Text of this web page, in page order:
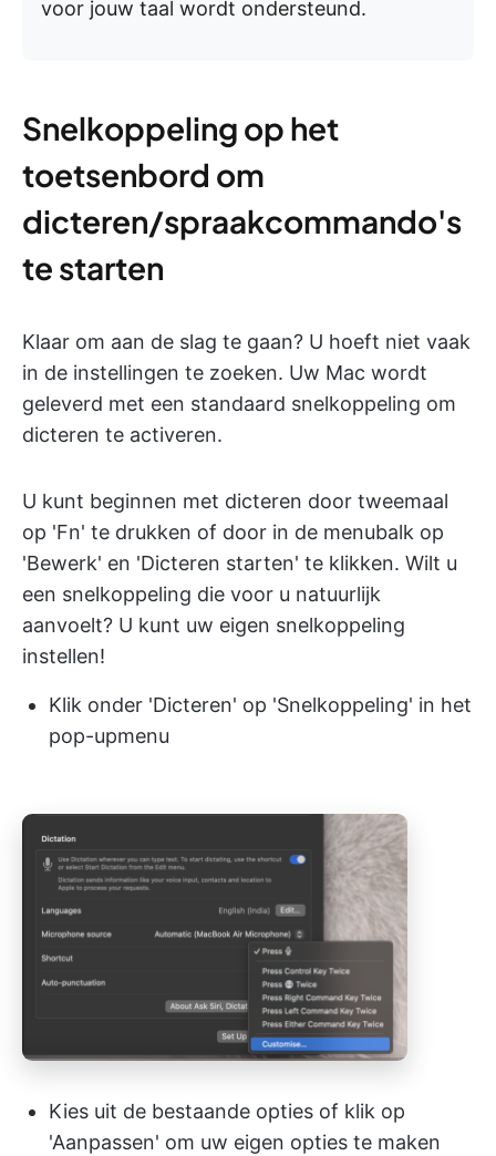
voor jouw taal wordt ondersteund.
Snelkoppeling op het
toetsenbord om
dicteren/spraakcommando's
te starten
Klaar om aan de slag te gaan? U hoeft niet vaak
in de instellingen te zoeken. Uw Mac wordt
geleverd met een standaard snelkoppeling om
dicteren te activeren.
U kunt beginnen met dicteren door tweemaal
op 'Fn' te drukken of door in de menubalk op
'Bewerk' en 'Dicteren starten' te klikken. Wilt u
een snelkoppeling die voor u natuurlijk
aanvoelt? U kunt uw eigen snelkoppeling
instellen!
Klik onder 'Dicteren' op 'Snelkoppeling' in het
pop-upmenu
Kies uit de bestaande opties of klik op
'Aanpassen' om uw eigen opties te maken